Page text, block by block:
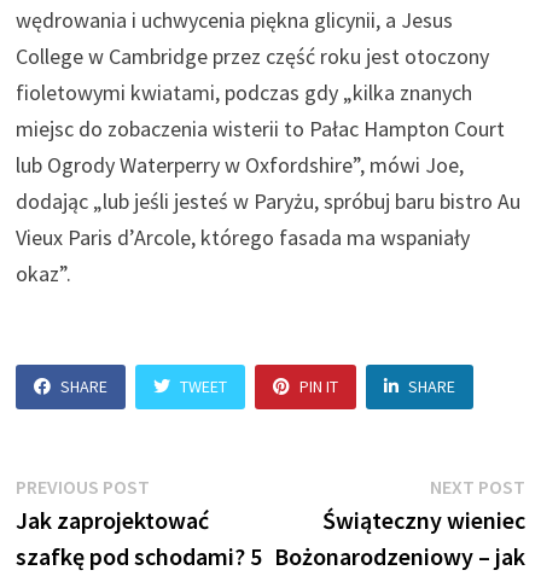
wędrowania i uchwycenia piękna glicynii, a Jesus
College w Cambridge przez część roku jest otoczony
fioletowymi kwiatami, podczas gdy „kilka znanych
miejsc do zobaczenia wisterii to Pałac Hampton Court
lub Ogrody Waterperry w Oxfordshire”, mówi Joe,
dodając „lub jeśli jesteś w Paryżu, spróbuj baru bistro Au
Vieux Paris d’Arcole, którego fasada ma wspaniały
okaz”.
SHARE TWEET PIN IT SHARE
Nawigacja
wpisu
PREVIOUS POST
post:
Jak zaprojektować
szafkę pod schodami? 5
NEXT POST
Świąteczny wieniec
Bożonarodzeniowy – jak